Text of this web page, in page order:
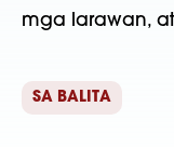
mga larawan,
SA BALITA